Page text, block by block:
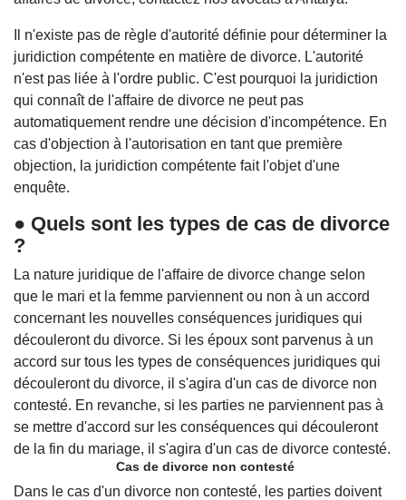
Il n'existe pas de règle d'autorité définie pour déterminer la
juridiction compétente en matière de divorce. L'autorité
n'est pas liée à l'ordre public. C'est pourquoi la juridiction
qui connaît de l'affaire de divorce ne peut pas
automatiquement rendre une décision d'incompétence. En
cas d'objection à l'autorisation en tant que première
objection, la juridiction compétente fait l'objet d'une
enquête.
● Quels sont les types de cas de divorce
?
La nature juridique de l'affaire de divorce change selon
que le mari et la femme parviennent ou non à un accord
concernant les nouvelles conséquences juridiques qui
découleront du divorce. Si les époux sont parvenus à un
accord sur tous les types de conséquences juridiques qui
découleront du divorce, il s'agira d'un cas de divorce non
contesté. En revanche, si les parties ne parviennent pas à
se mettre d'accord sur les conséquences qui découleront
de la fin du mariage, il s'agira d'un cas de divorce contesté.
Cas de divorce non contesté
Dans le cas d'un divorce non contesté, les parties doivent